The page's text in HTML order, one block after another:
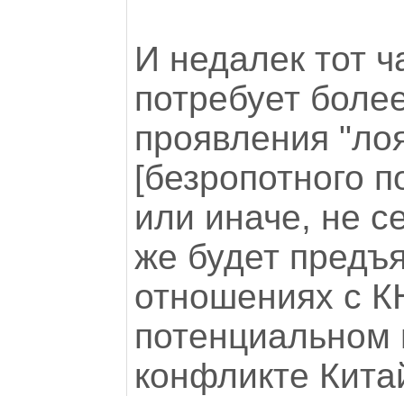
И недалек тот
потребует
проявления
[безропотного
или иначе, не
же будет
отношениях с
конфликте